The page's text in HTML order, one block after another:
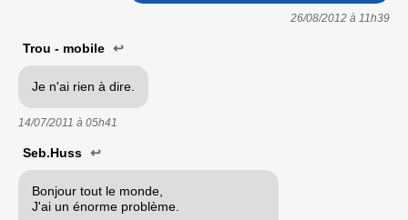
26/08/2012 à 11h39
Trou - mobile ↩
Je n'ai rien à dire.
14/07/2011 à 05h41
Seb.Huss ↩
Bonjour tout le monde,
J'ai un énorme problème.